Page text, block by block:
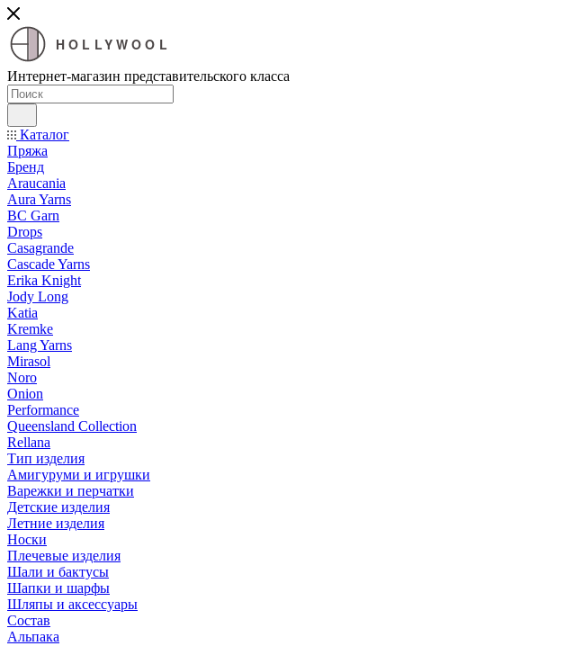
HOLLYWOOL
Интернет-магазин представительского класса
Каталог
Пряжа
Бренд
Araucania
Aura Yarns
BC Garn
Drops
Casagrande
Cascade Yarns
Erika Knight
Jody Long
Katia
Kremke
Lang Yarns
Mirasol
Noro
Onion
Performance
Queensland Collection
Rellana
Тип изделия
Амигуруми и игрушки
Варежки и перчатки
Детские изделия
Летние изделия
Носки
Плечевые изделия
Шали и бактусы
Шапки и шарфы
Шляпы и аксессуары
Состав
Альпака